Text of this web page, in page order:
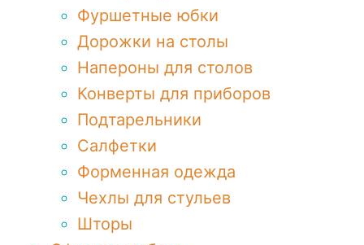
Фуршетные юбки
Дорожки на столы
Напероны для столов
Конверты для приборов
Подтарельники
Салфетки
Форменная одежда
Чехлы для стульев
Шторы